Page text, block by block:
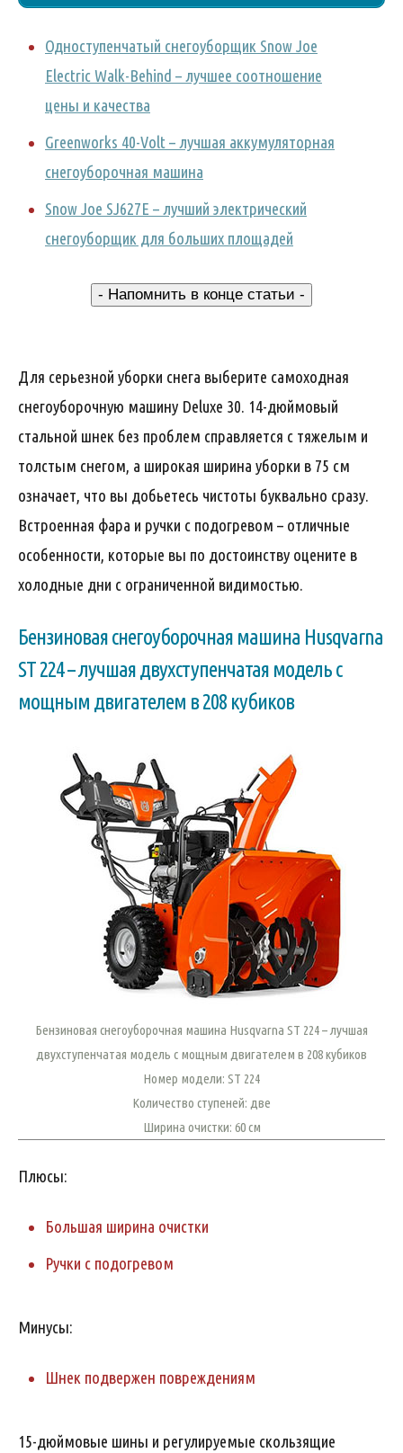
Одноступенчатый снегоуборщик Snow Joe
Electric Walk-Behind – лучшее соотношение
цены и качества
Greenworks 40-Volt – лучшая аккумуляторная
снегоуборочная машина
Snow Joe SJ627E – лучший электрический
снегоуборщик для больших площадей
- Напомнить в конце статьи -
Для серьезной уборки снега выберите самоходная
снегоуборочную машину Deluxe 30. 14-дюймовый
стальной шнек без проблем справляется с тяжелым и
толстым снегом, а широкая ширина уборки в 75 см
означает, что вы добьетесь чистоты буквально сразу.
Встроенная фара и ручки с подогревом – отличные
особенности, которые вы по достоинству оцените в
холодные дни с ограниченной видимостью.
Бензиновая снегоуборочная машина Husqvarna
ST 224 – лучшая двухступенчатая модель с
мощным двигателем в 208 кубиков
Бензиновая снегоуборочная машина Husqvarna ST 224 – лучшая
двухступенчатая модель с мощным двигателем в 208 кубиков
Номер модели: ST 224
Количество ступеней: две
Ширина очистки: 60 см
Плюсы:
Большая ширина очистки
Ручки с подогревом
Минусы:
Шнек подвержен повреждениям
15-дюймовые шины и регулируемые скользящие